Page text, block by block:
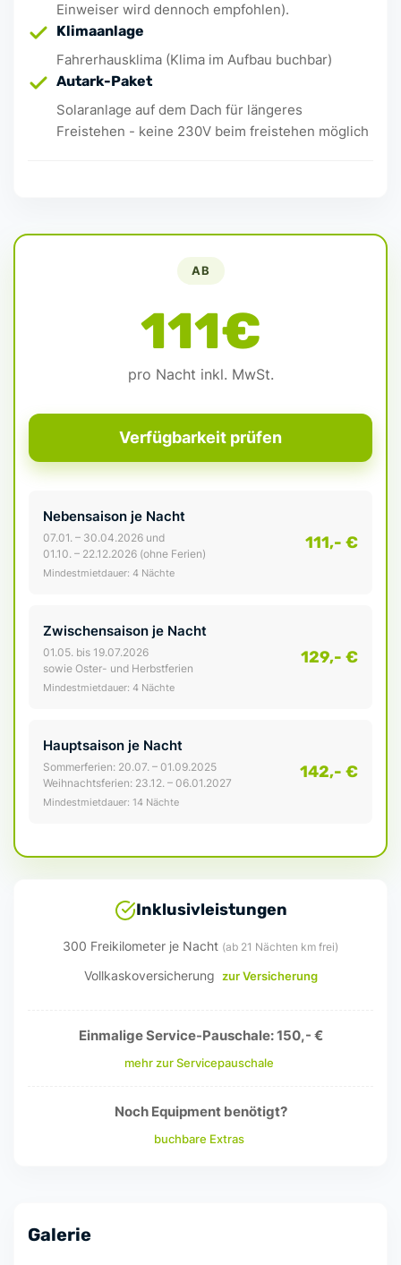
Einweiser wird dennoch empfohlen).
Klimaanlage
Fahrerhausklima (Klima im Aufbau buchbar)
Autark-Paket
Solaranlage auf dem Dach für längeres
Freistehen - keine 230V beim freistehen möglich
AB
111€
pro Nacht inkl. MwSt.
Verfügbarkeit prüfen
Nebensaison je Nacht
07.01. – 30.04.2026 und
01.10. – 22.12.2026 (ohne Ferien)
Mindestmietdauer: 4 Nächte
111,- €
Zwischensaison je Nacht
01.05. bis 19.07.2026
sowie Oster- und Herbstferien
Mindestmietdauer: 4 Nächte
129,- €
Hauptsaison je Nacht
Sommerferien: 20.07. – 01.09.2025
Weihnachtsferien: 23.12. – 06.01.2027
Mindestmietdauer: 14 Nächte
142,- €
Inklusivleistungen
300 Freikilometer je Nacht (ab 21 Nächten km frei)
Vollkaskoversicherung zur Versicherung
Einmalige Service-Pauschale: 150,- €
mehr zur Servicepauschale
Noch Equipment benötigt?
buchbare Extras
Galerie